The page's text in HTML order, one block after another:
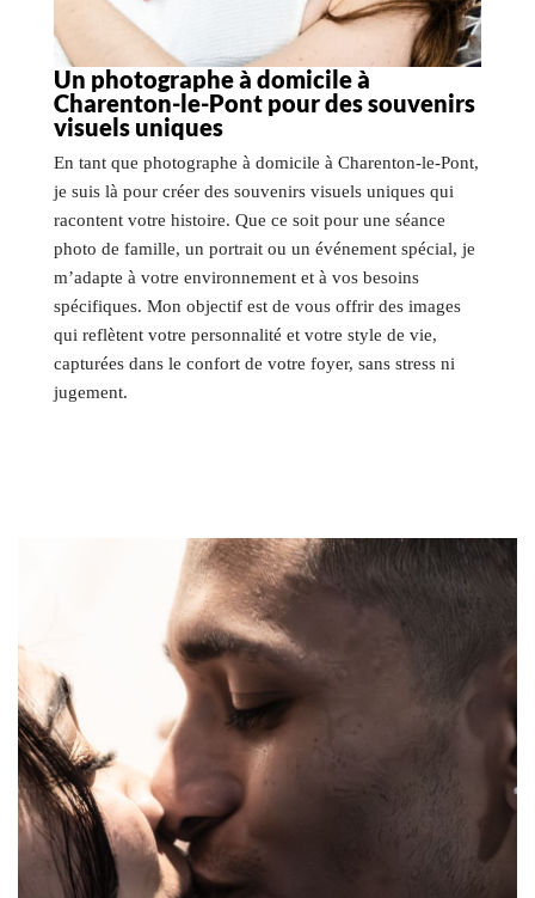
Un photographe à domicile à
Charenton-le-Pont pour des souvenirs
visuels uniques
En tant que photographe à domicile à Charenton-le-Pont,
je suis là pour créer des souvenirs visuels uniques qui
racontent votre histoire. Que ce soit pour une séance
photo de famille, un portrait ou un événement spécial, je
m’adapte à votre environnement et à vos besoins
spécifiques. Mon objectif est de vous offrir des images
qui reflètent votre personnalité et votre style de vie,
capturées dans le confort de votre foyer, sans stress ni
jugement.